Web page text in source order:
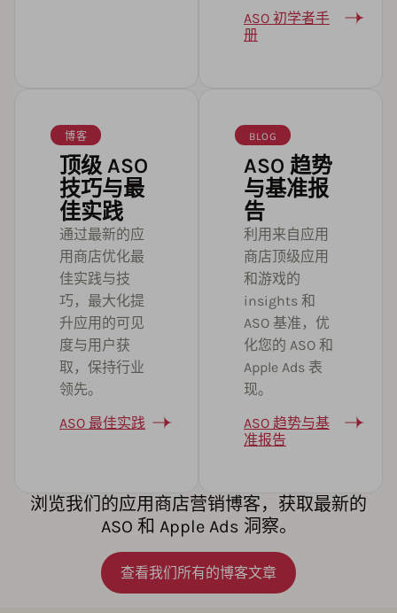
ASO 初学者手
册
博客
顶级 ASO
技巧与最
佳实践
通过最新的应
用商店优化最
佳实践与技
巧，最大化提
升应用的可见
度与用户获
取，保持行业
领先。
ASO 最佳实践
BLOG
ASO 趋势
与基准报
告
利用来自应用
商店顶级应用
和游戏的
insights 和
ASO 基准，优
化您的 ASO 和
Apple Ads 表
现。
ASO 趋势与基
准报告
浏览我们的应用商店营销博客，获取最新的
ASO 和 Apple Ads 洞察。
查看我们所有的博客文章